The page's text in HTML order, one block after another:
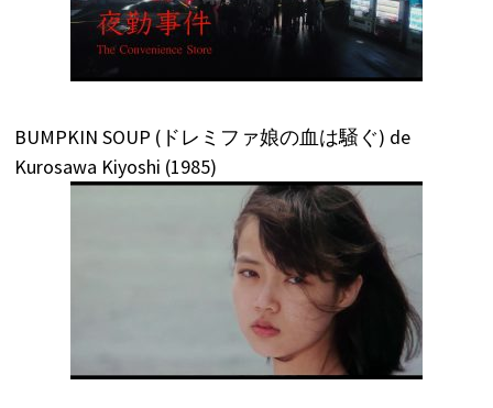
BUMPKIN SOUP (ドレミファ娘の血は騒ぐ) de
Kurosawa Kiyoshi (1985)